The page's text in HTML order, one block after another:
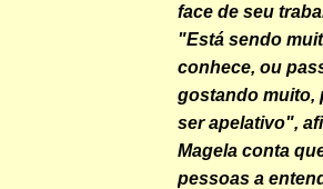
face de seu
"Está sendo
conhece, ou
gostando muito,
ser apelativo",
Magela conta
pessoas a